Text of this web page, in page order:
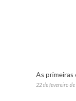
As primeiras
22 de fevereiro